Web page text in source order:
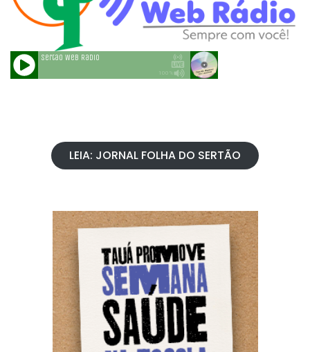
LEIA: JORNAL FOLHA DO SERTÃO